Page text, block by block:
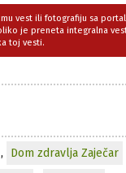
vest ili fotografiju sa
je preneta integralna
toj vesti.
, Dom zdravlja Zaječar